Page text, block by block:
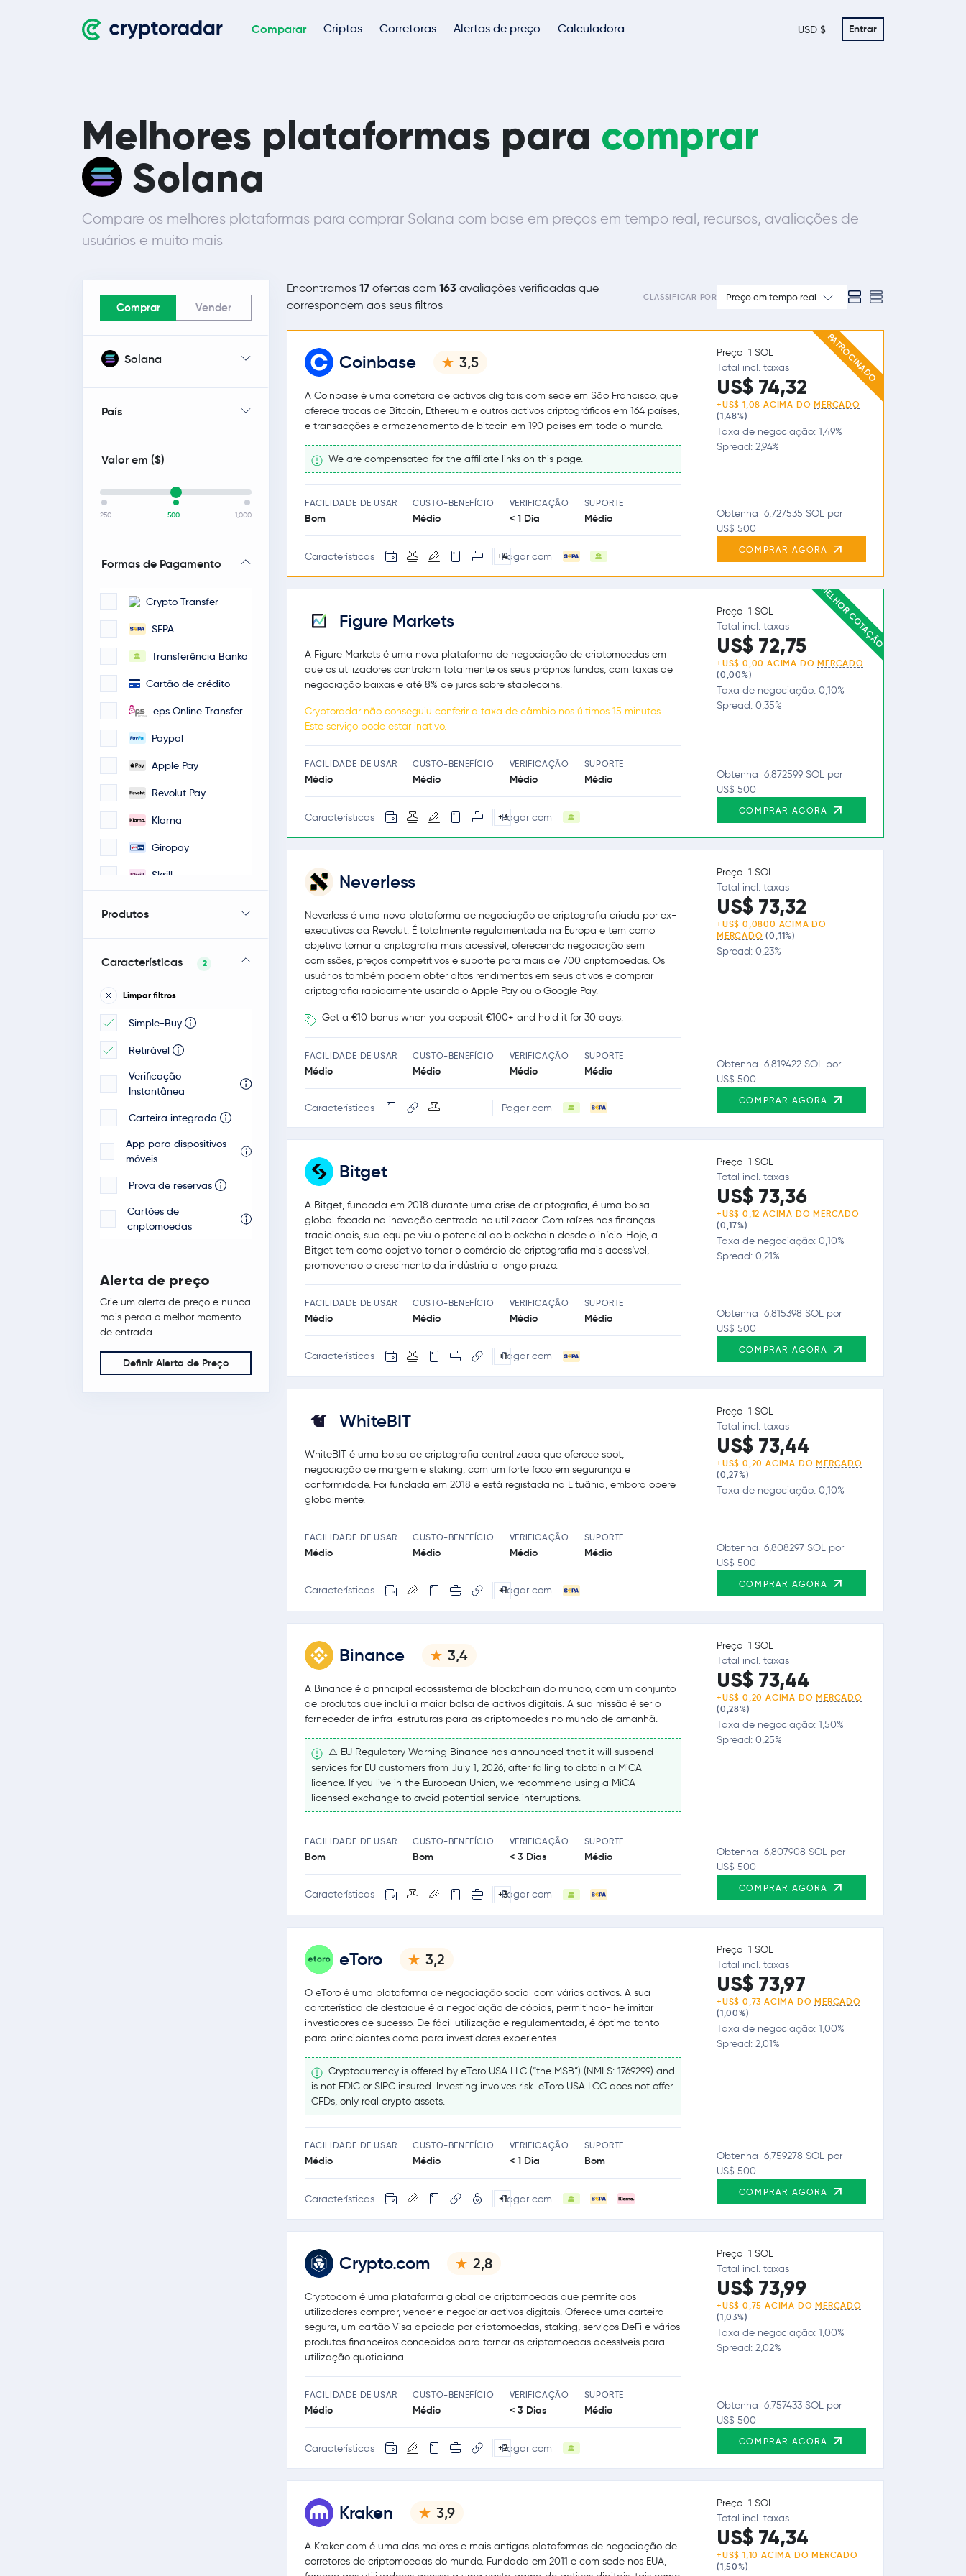
Comparar Criptos Corretoras Alertas de preço Calculadora USD $ Entrar
Melhores plataformas para comprar
Solana
Compare os melhores plataformas para comprar Solana com base em preços em tempo real, recursos, avaliações de
usuários e muito mais
Comprar Vender
Solana
País
Valor em ($)
250 500 1,000
Formas de Pagamento
Crypto Transfer
SEPA
Transferência Banka
Cartão de crédito
eps Online Transfer
Paypal
Apple Pay
Revolut Pay
Klarna
Giropay
Skrill
Faster Payments
Cash
POLI-pay
Veloxxa
Produtos
Características 2
Limpar filtros
Simple-Buy
Retirável
Verificação
Instantânea
Carteira integrada
App para dispositivos
móveis
Prova de reservas
Cartões de
criptomoedas
Alerta de preço
Crie um alerta de preço e nunca
mais perca o melhor momento
de entrada.
Definir Alerta de Preço
Encontramos 17 ofertas com 163 avaliações verificadas que
correspondem aos seus filtros
CLASSIFICAR POR Preço em tempo real
PATROCINADO
Coinbase 3,5
A Coinbase é uma corretora de activos digitais com sede em São Francisco, que
oferece trocas de Bitcoin, Ethereum e outros activos criptográficos em 164 países,
e transacções e armazenamento de bitcoin em 190 países em todo o mundo.
We are compensated for the affiliate links on this page.
FACILIDADE DE USAR
Bom
CUSTO-BENEFÍCIO
Médio
VERIFICAÇÃO
< 1 Dia
SUPORTE
Médio
Características +4Pagar com
Preço 1 SOL
Total incl. taxas
US$ 74,32
+US$ 1,08 ACIMA DOMERCADO
(1,48%)
Taxa de negociação: 1,49%
Spread: 2,94%
Obtenha 6,727535 SOL por
US$ 500
COMPRAR AGORA
MELHOR COTAÇÃO
Figure Markets
A Figure Markets é uma nova plataforma de negociação de criptomoedas em
que os utilizadores controlam totalmente os seus próprios fundos, com taxas de
negociação baixas e até 8% de juros sobre stablecoins.
Cryptoradar não conseguiu conferir a taxa de câmbio nos últimos 15 minutos.
Este serviço pode estar inativo.
FACILIDADE DE USAR
Médio
CUSTO-BENEFÍCIO
Médio
VERIFICAÇÃO
Médio
SUPORTE
Médio
Características +3Pagar com
Preço 1 SOL
Total incl. taxas
US$ 72,75
+US$ 0,00 ACIMA DOMERCADO
(0,00%)
Taxa de negociação: 0,10%
Spread: 0,35%
Obtenha 6,872599 SOL por
US$ 500
COMPRAR AGORA
Neverless
Neverless é uma nova plataforma de negociação de criptografia criada por ex-
executivos da Revolut. É totalmente regulamentada na Europa e tem como
objetivo tornar a criptografia mais acessível, oferecendo negociação sem
comissões, preços competitivos e suporte para mais de 700 criptomoedas. Os
usuários também podem obter altos rendimentos em seus ativos e comprar
criptografia rapidamente usando o Apple Pay ou o Google Pay.
Get a €10 bonus when you deposit €100+ and hold it for 30 days.
FACILIDADE DE USAR
Médio
CUSTO-BENEFÍCIO
Médio
VERIFICAÇÃO
Médio
SUPORTE
Médio
Características Pagar com
Preço 1 SOL
Total incl. taxas
US$ 73,32
+US$ 0,0800 ACIMA DO
MERCADO (0,11%)
Spread: 0,23%
Obtenha 6,819422 SOL por
US$ 500
COMPRAR AGORA
Bitget
A Bitget, fundada em 2018 durante uma crise de criptografia, é uma bolsa
global focada na inovação centrada no utilizador. Com raízes nas finanças
tradicionais, sua equipe viu o potencial do blockchain desde o início. Hoje, a
Bitget tem como objetivo tornar o comércio de criptografia mais acessível,
promovendo o crescimento da indústria a longo prazo.
FACILIDADE DE USAR
Médio
CUSTO-BENEFÍCIO
Médio
VERIFICAÇÃO
Médio
SUPORTE
Médio
Características +1Pagar com
Preço 1 SOL
Total incl. taxas
US$ 73,36
+US$ 0,12 ACIMA DOMERCADO
(0,17%)
Taxa de negociação: 0,10%
Spread: 0,21%
Obtenha 6,815398 SOL por
US$ 500
COMPRAR AGORA
WhiteBIT
WhiteBIT é uma bolsa de criptografia centralizada que oferece spot,
negociação de margem e staking, com um forte foco em segurança e
conformidade. Foi fundada em 2018 e está registada na Lituânia, embora opere
globalmente.
FACILIDADE DE USAR
Médio
CUSTO-BENEFÍCIO
Médio
VERIFICAÇÃO
Médio
SUPORTE
Médio
Características +1Pagar com
Preço 1 SOL
Total incl. taxas
US$ 73,44
+US$ 0,20 ACIMA DOMERCADO
(0,27%)
Taxa de negociação: 0,10%
Obtenha 6,808297 SOL por
US$ 500
COMPRAR AGORA
Binance 3,4
A Binance é o principal ecossistema de blockchain do mundo, com um conjunto
de produtos que inclui a maior bolsa de activos digitais. A sua missão é ser o
fornecedor de infra-estruturas para as criptomoedas no mundo de amanhã.
⚠️ EU Regulatory Warning Binance has announced that it will suspend
services for EU customers from July 1, 2026, after failing to obtain a MiCA
licence. If you live in the European Union, we recommend using a MiCA-
licensed exchange to avoid potential service interruptions.
FACILIDADE DE USAR
Bom
CUSTO-BENEFÍCIO
Bom
VERIFICAÇÃO
< 3 Dias
SUPORTE
Médio
Características +3Pagar com
Preço 1 SOL
Total incl. taxas
US$ 73,44
+US$ 0,20 ACIMA DOMERCADO
(0,28%)
Taxa de negociação: 1,50%
Spread: 0,25%
Obtenha 6,807908 SOL por
US$ 500
COMPRAR AGORA
eToro 3,2
O eToro é uma plataforma de negociação social com vários activos. A sua
caraterística de destaque é a negociação de cópias, permitindo-lhe imitar
investidores de sucesso. De fácil utilização e regulamentada, é óptima tanto
para principiantes como para investidores experientes.
Cryptocurrency is offered by eToro USA LLC (“the MSB”) (NMLS: 1769299) and
is not FDIC or SIPC insured. Investing involves risk. eToro USA LCC does not offer
CFDs, only real crypto assets.
FACILIDADE DE USAR
Médio
CUSTO-BENEFÍCIO
Médio
VERIFICAÇÃO
< 1 Dia
SUPORTE
Bom
Características +1Pagar com
Preço 1 SOL
Total incl. taxas
US$ 73,97
+US$ 0,73 ACIMA DOMERCADO
(1,00%)
Taxa de negociação: 1,00%
Spread: 2,01%
Obtenha 6,759278 SOL por
US$ 500
COMPRAR AGORA
Crypto.com 2,8
Crypto.com é uma plataforma global de criptomoedas que permite aos
utilizadores comprar, vender e negociar activos digitais. Oferece uma carteira
segura, um cartão Visa apoiado por criptomoedas, staking, serviços DeFi e vários
produtos financeiros concebidos para tornar as criptomoedas acessíveis para
utilização quotidiana.
FACILIDADE DE USAR
Médio
CUSTO-BENEFÍCIO
Médio
VERIFICAÇÃO
< 3 Dias
SUPORTE
Médio
Características +2Pagar com
Preço 1 SOL
Total incl. taxas
US$ 73,99
+US$ 0,75 ACIMA DOMERCADO
(1,03%)
Taxa de negociação: 1,00%
Spread: 2,02%
Obtenha 6,757433 SOL por
US$ 500
COMPRAR AGORA
Kraken 3,9
A Kraken.com é uma das maiores e mais antigas plataformas de negociação de
corretores de criptomoedas do mundo. Fundada em 2011 e com sede nos EUA,
Preço 1 SOL
Total incl. taxas
US$ 74,34
+US$ 1,10 ACIMA DOMERCADO
(1,50%)